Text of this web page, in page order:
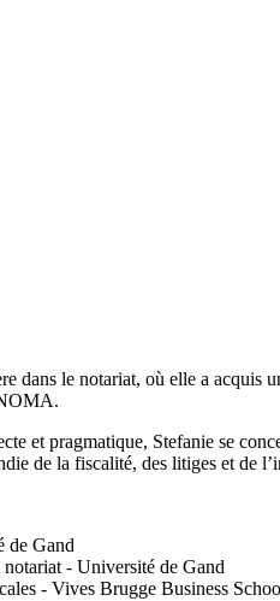
dans le notariat, où elle a
et pragmatique, Stefanie se
de la fiscalité, des litiges et de
de Gand
- Université de Gand
- Vives Brugge Business